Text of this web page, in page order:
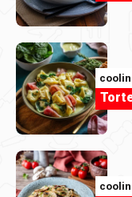
Kremaste
bars)